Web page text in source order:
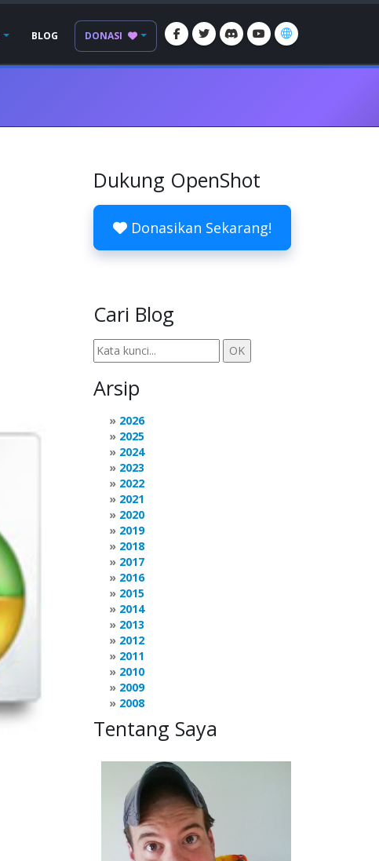
BLOG DONASI
Dukung OpenShot
Donasikan Sekarang!
Cari Blog
Arsip
2026
2025
2024
2023
2022
2021
2020
2019
2018
2017
2016
2015
2014
2013
2012
2011
2010
2009
2008
Tentang Saya